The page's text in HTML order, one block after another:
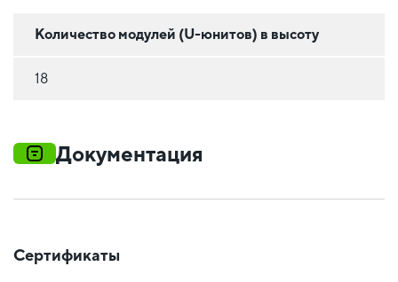
Количество модулей (U-юнитов) в высоту
18
Документация
Сертификаты